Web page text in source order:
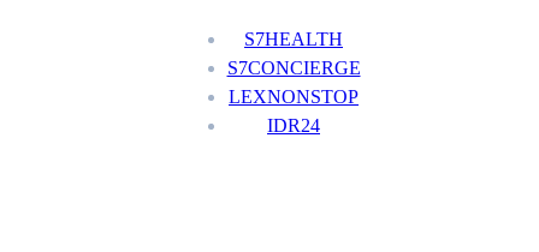
S7HEALTH
S7CONCIERGE
LEXNONSTOP
IDR24